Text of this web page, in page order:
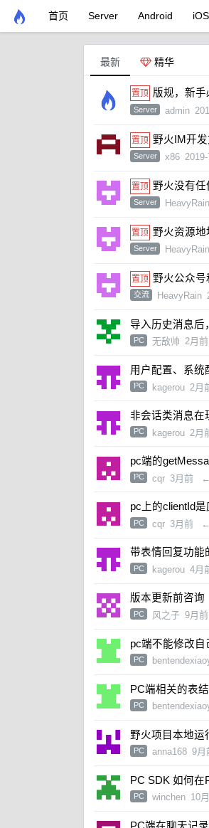
首页 Server Android iOS
最新 精华
版规，新手
Server admin
野火IM开发
Server x86
野火没有任
Server HeavyRain
野火资源地
Server HeavyRain
野火公众号
交流 HeavyRain
导入历史消息后
PC 无敌帅 2月前
用户配置、系统
PC kagerou 2月
非会话类消息在
PC kagerou 2月
pc端的
PC cqr 3月前 ←
pc上的clientId
PC cqr 3月前 ←
带表情回复功能
PC kagerou 4月
版本更新前咨询
PC 风之子 9月前
pc端不能修改自
PC
PC端相关的表
PC
野火项目本地运
PC anna168 9月
PC SDK 如何在
PC winchen 10